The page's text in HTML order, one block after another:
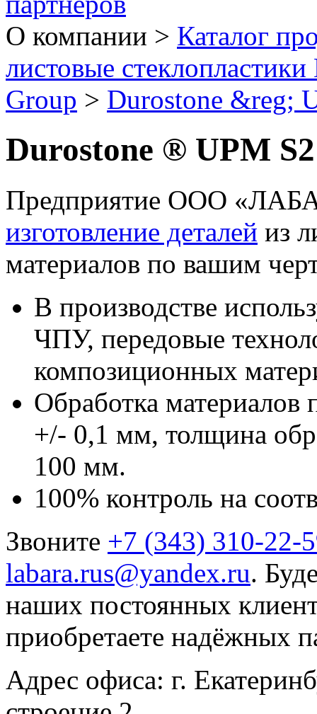
О компании > Каталог
листовые
Group > Durostone &reg;
Durostone ® UPM S2
Предприятие ООО
изготовление деталей из
материалов по вашим
В производстве
ЧПУ, передовые
композиционных
Обработка материалов
+/- 0,1 мм, толщина
100 мм.
100% контроль на
Звоните +7 (343) 310-22-
labara.rus@yandex.ru.
наших постоянных
приобретаете надёжных
Адрес офиса: г.